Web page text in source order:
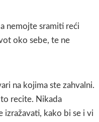
nemojte sramiti reći
oko sebe, te ne
na kojima ste zahvalni.
recite. Nikada
izražavati, kako bi se i vi